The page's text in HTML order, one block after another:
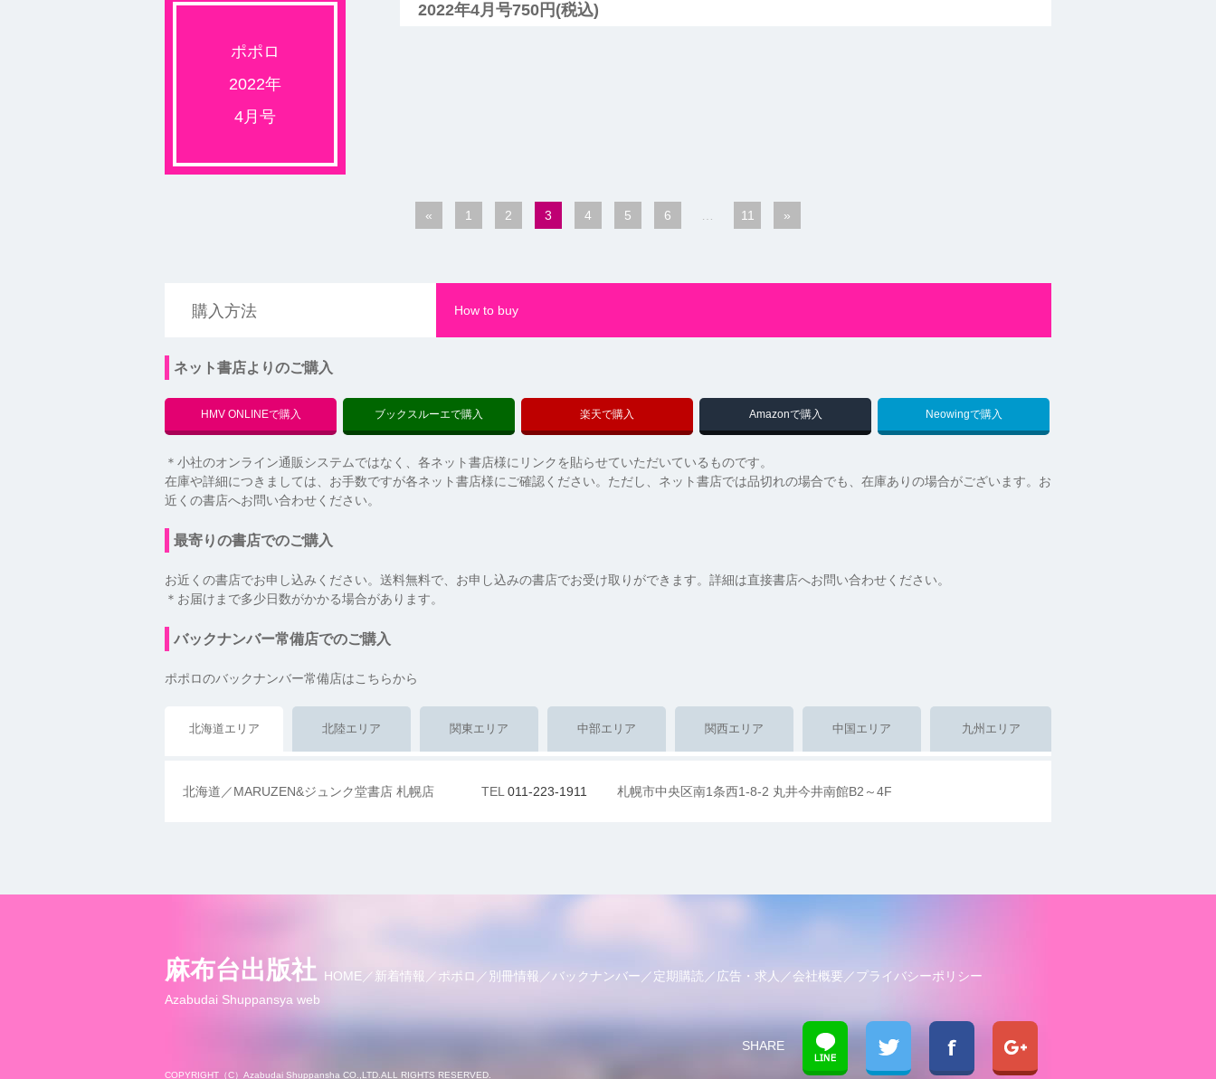
ポポロ
2022年
4月号
2022年4月号750円(税込)
« 1 2 3 4 5 6 … 11 »
購入方法 How to buy
ネット書店よりのご購入
HMV ONLINEで購入 ブックスルーエで購入 楽天で購入 Amazonで購入 Neowingで購入
＊小社のオンライン通販システムではなく、各ネット書店様にリンクを貼らせていただいているものです。
在庫や詳細につきましては、お手数ですが各ネット書店様にご確認ください。ただし、ネット書店では品切れの場合でも、在庫ありの場合がございます。お
近くの書店へお問い合わせください。
最寄りの書店でのご購入
お近くの書店でお申し込みください。送料無料で、お申し込みの書店でお受け取りができます。詳細は直接書店へお問い合わせください。
＊お届けまで多少日数がかかる場合があります。
バックナンバー常備店でのご購入
ポポロのバックナンバー常備店はこちらから
北海道エリア 北陸エリア 関東エリア 中部エリア 関西エリア 中国エリア 九州エリア
北海道／MARUZEN&ジュンク堂書店 札幌店 TEL011-223-1911 札幌市中央区南1条西1-8-2 丸井今井南館B2～4F
麻布台出版社
Azabudai Shuppansya web
HOME 新着情報 ポポロ 別冊情報 バックナンバー 定期購読 広告・求人 会社概要 プライバシーポリシー
COPYRIGHT（C）Azabudai Shuppansha CO.,LTD.ALL RIGHTS RESERVED.
SHARE